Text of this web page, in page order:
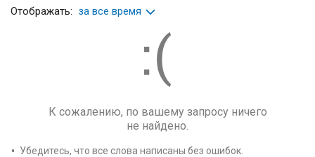
Отображать: за все время
К сожалению, по вашему запросу ничего
не найдено.
Убедитесь, что все слова написаны без ошибок.